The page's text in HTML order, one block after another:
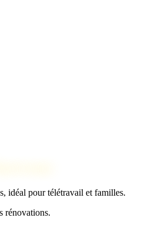
idéal pour télétravail et familles.
rénovations.